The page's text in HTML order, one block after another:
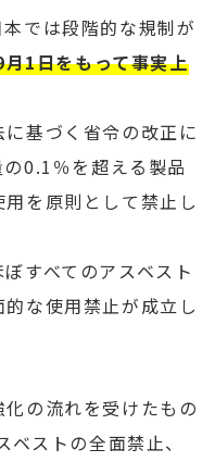
では段階的な規制が
1日をもって事実上
基づく省令の改正に
0.1％を超える製品
を原則として禁止し
すべてのアスベスト
な使用禁止が成立し
の流れを受けたもの
ストの全面禁止、